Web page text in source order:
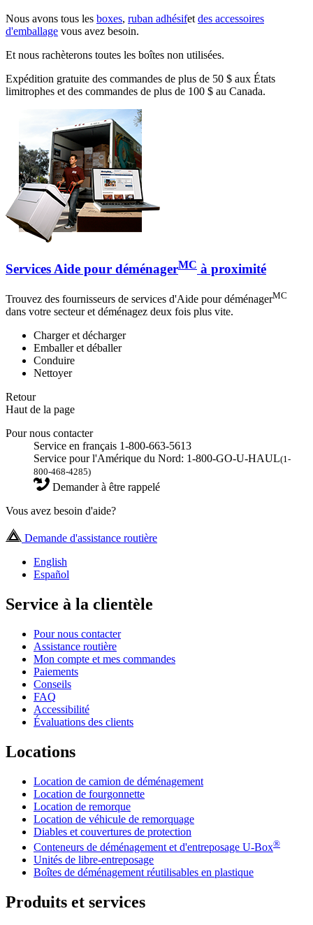
Nous avons tous les boxes, ruban adhésifetdes accessoires
d'emballage vous avez besoin.
Et nous rachèterons toutes les boîtes non utilisées.
Expédition gratuite des commandes de plus de 50 $ aux États
limitrophes et des commandes de plus de 100 $ au Canada.
Services Aide pour déménagerMC à proximité
Trouvez des fournisseurs de services d'Aide pour déménagerMC
dans votre secteur et déménagez deux fois plus vite.
Charger et décharger
Emballer et déballer
Conduire
Nettoyer
Retour
Haut de la page
Pour nous contacter
Service en français 1-800-663-5613
Service pour l'Amérique du Nord: 1-800-GO-U-HAUL(1-
800-468-4285)
Demander à être rappelé
Vous avez besoin d'aide?
Demande d'assistance routière
English
Español
Service à la clientèle
Pour nous contacter
Assistance routière
Mon compte et mes commandes
Paiements
Conseils
FAQ
Accessibilité
Évaluations des clients
Locations
Location de camion de déménagement
Location de fourgonnette
Location de remorque
Location de véhicule de remorquage
Diables et couvertures de protection
Conteneurs de déménagement et d'entreposage U-Box®
Unités de libre-entreposage
Boîtes de déménagement réutilisables en plastique
Produits et services